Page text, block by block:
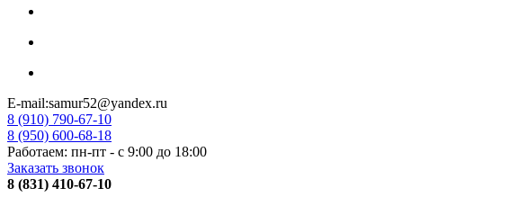
E-mail:samur52@yandex.ru
8 (910) 790-67-10
8 (950) 600-68-18
Работаем: пн-пт - с 9:00 до 18:00
Заказать звонок
8 (831) 410-67-10